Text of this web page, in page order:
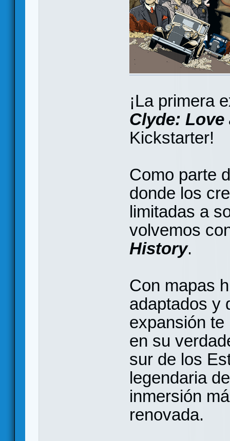
¡La primera
Clyde: Love
Kickstarter!
Como parte
donde los
limitadas a
volvemos
History.
Con mapas
adaptados y
expansión
en su
sur de los
legendaria
inmersión
renovada.